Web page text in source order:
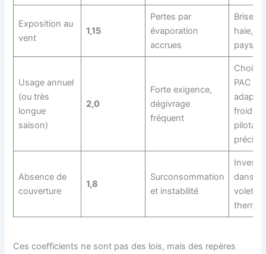
Exposition au
vent
1,15
Pertes par
évaporation
accrues
Brise-
haie,
Usage annuel
(ou très
longue
saison)
2,0
Forte exigence,
dégivrage
fréquent
Choisir
PAC
froid,
pilotage
précis
Absence de
couverture
1,8
Surconsommation
et instabilité
Investir
dans un
volet/
Ces coefficients ne sont pas des lois, mais des repères